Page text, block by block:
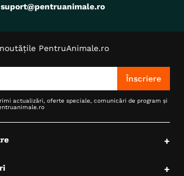
suport@pentruanimale.ro
PentruAnimale.ro
Înscriere
actualizări, oferte speciale, comunicări de program și
+
+